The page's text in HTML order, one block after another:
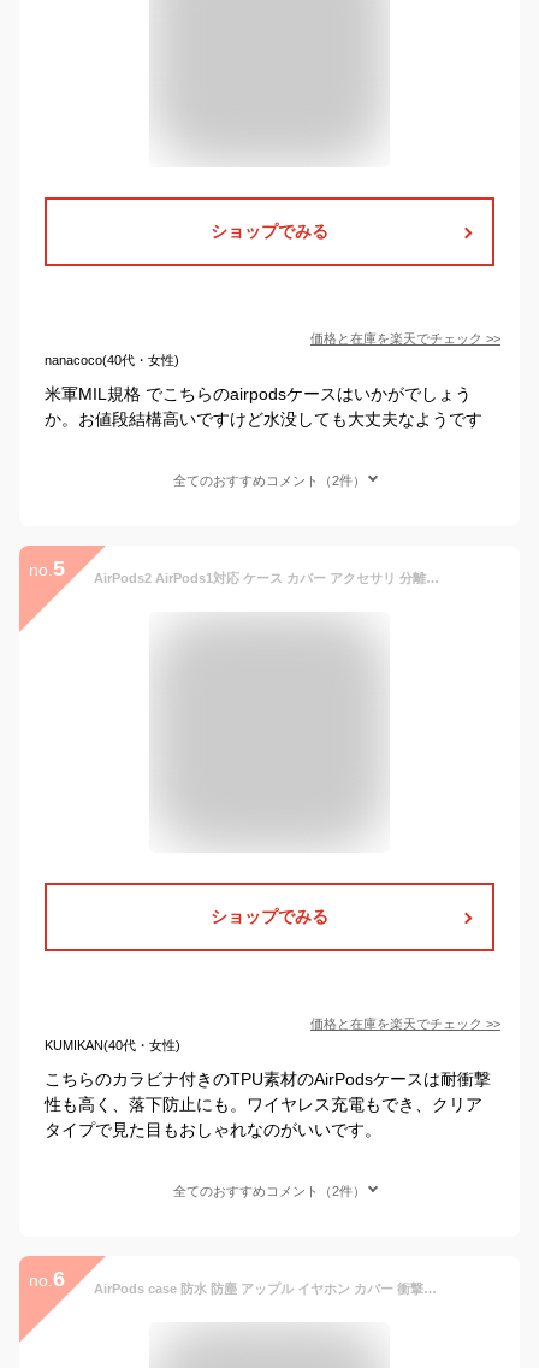
ショップでみる
価格と在庫を楽天でチェック >>
nanacoco(40代・女性)
米軍MIL規格 でこちらのairpodsケースはいかがでしょう
か。お値段結構高いですけど水没しても大丈夫なようです
全てのおすすめコメント（2件）
no. 5 AirPods2 AirPods1対応 ケース カバー アクセサリ 分離式 上下分離タイプ 耐衝撃性 防水 落下防止 ワイヤレス充電 TPU素材 カラビナ付き ソフト クリア 透明
ショップでみる
価格と在庫を楽天でチェック >>
KUMIKAN(40代・女性)
こちらのカラビナ付きのTPU素材のAirPodsケースは耐衝撃
性も高く、落下防止にも。ワイヤレス充電もでき、クリア
タイプで見た目もおしゃれなのがいいです。
全てのおすすめコメント（2件）
no. 6 AirPods case 防水 防塵 アップル イヤホン カバー 衝撃吸収 イヤホンケース カバー ケース アクセサリー キーリング アウトドア 極薄 収納バッグ 携帯に 便利 Bluetooth 耐衝撃 保護 防水 収納 イヤホーン エアーポッズ 携帯便利 iPhone 保護カバー シンプル オシャレ